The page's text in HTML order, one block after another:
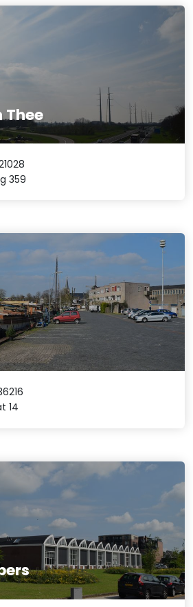
Thee
359
14